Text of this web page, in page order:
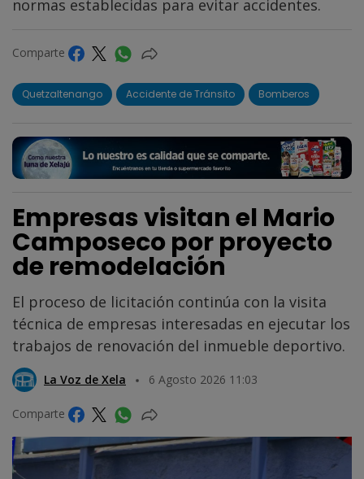
normas establecidas para evitar accidentes.
Comparte
Quetzaltenango Accidente de Tránsito Bomberos
Empresas visitan el Mario
Camposeco por proyecto
de remodelación
El proceso de licitación continúa con la visita
técnica de empresas interesadas en ejecutar los
trabajos de renovación del inmueble deportivo.
La Voz de Xela 6 Agosto 2026 11:03
Comparte